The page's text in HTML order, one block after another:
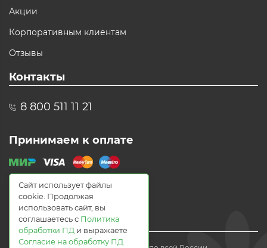
Акции
Корпоративным клиентам
Отзывы
Контакты
8 800 511 11 21
Принимаем к оплате
Сайт использует файлы
cookie. Продолжая
использовать сайт, вы
соглашаетесь с Политика
обработки ПД и выражаете
Согласие на обработку ПД